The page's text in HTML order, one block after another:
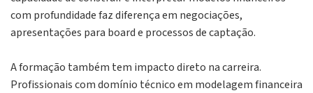
com profundidade faz diferença em negociações,
apresentações para board e processos de captação.
A formação também tem impacto direto na carreira.
Profissionais com domínio técnico em modelagem financeira